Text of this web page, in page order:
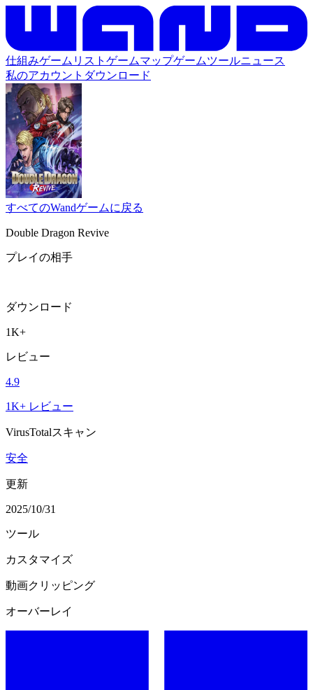
仕組みゲームリスト ゲームマップゲームツールニュース
私のアカウント ダウンロード
すべてのWandゲームに戻る
Double Dragon Revive
プレイの相手
ダウンロード
1K+
レビュー
4.9
1K+ レビュー
VirusTotalスキャン
安全
更新
2025/10/31
ツール
カスタマイズ
動画クリッピング
オーバーレイ